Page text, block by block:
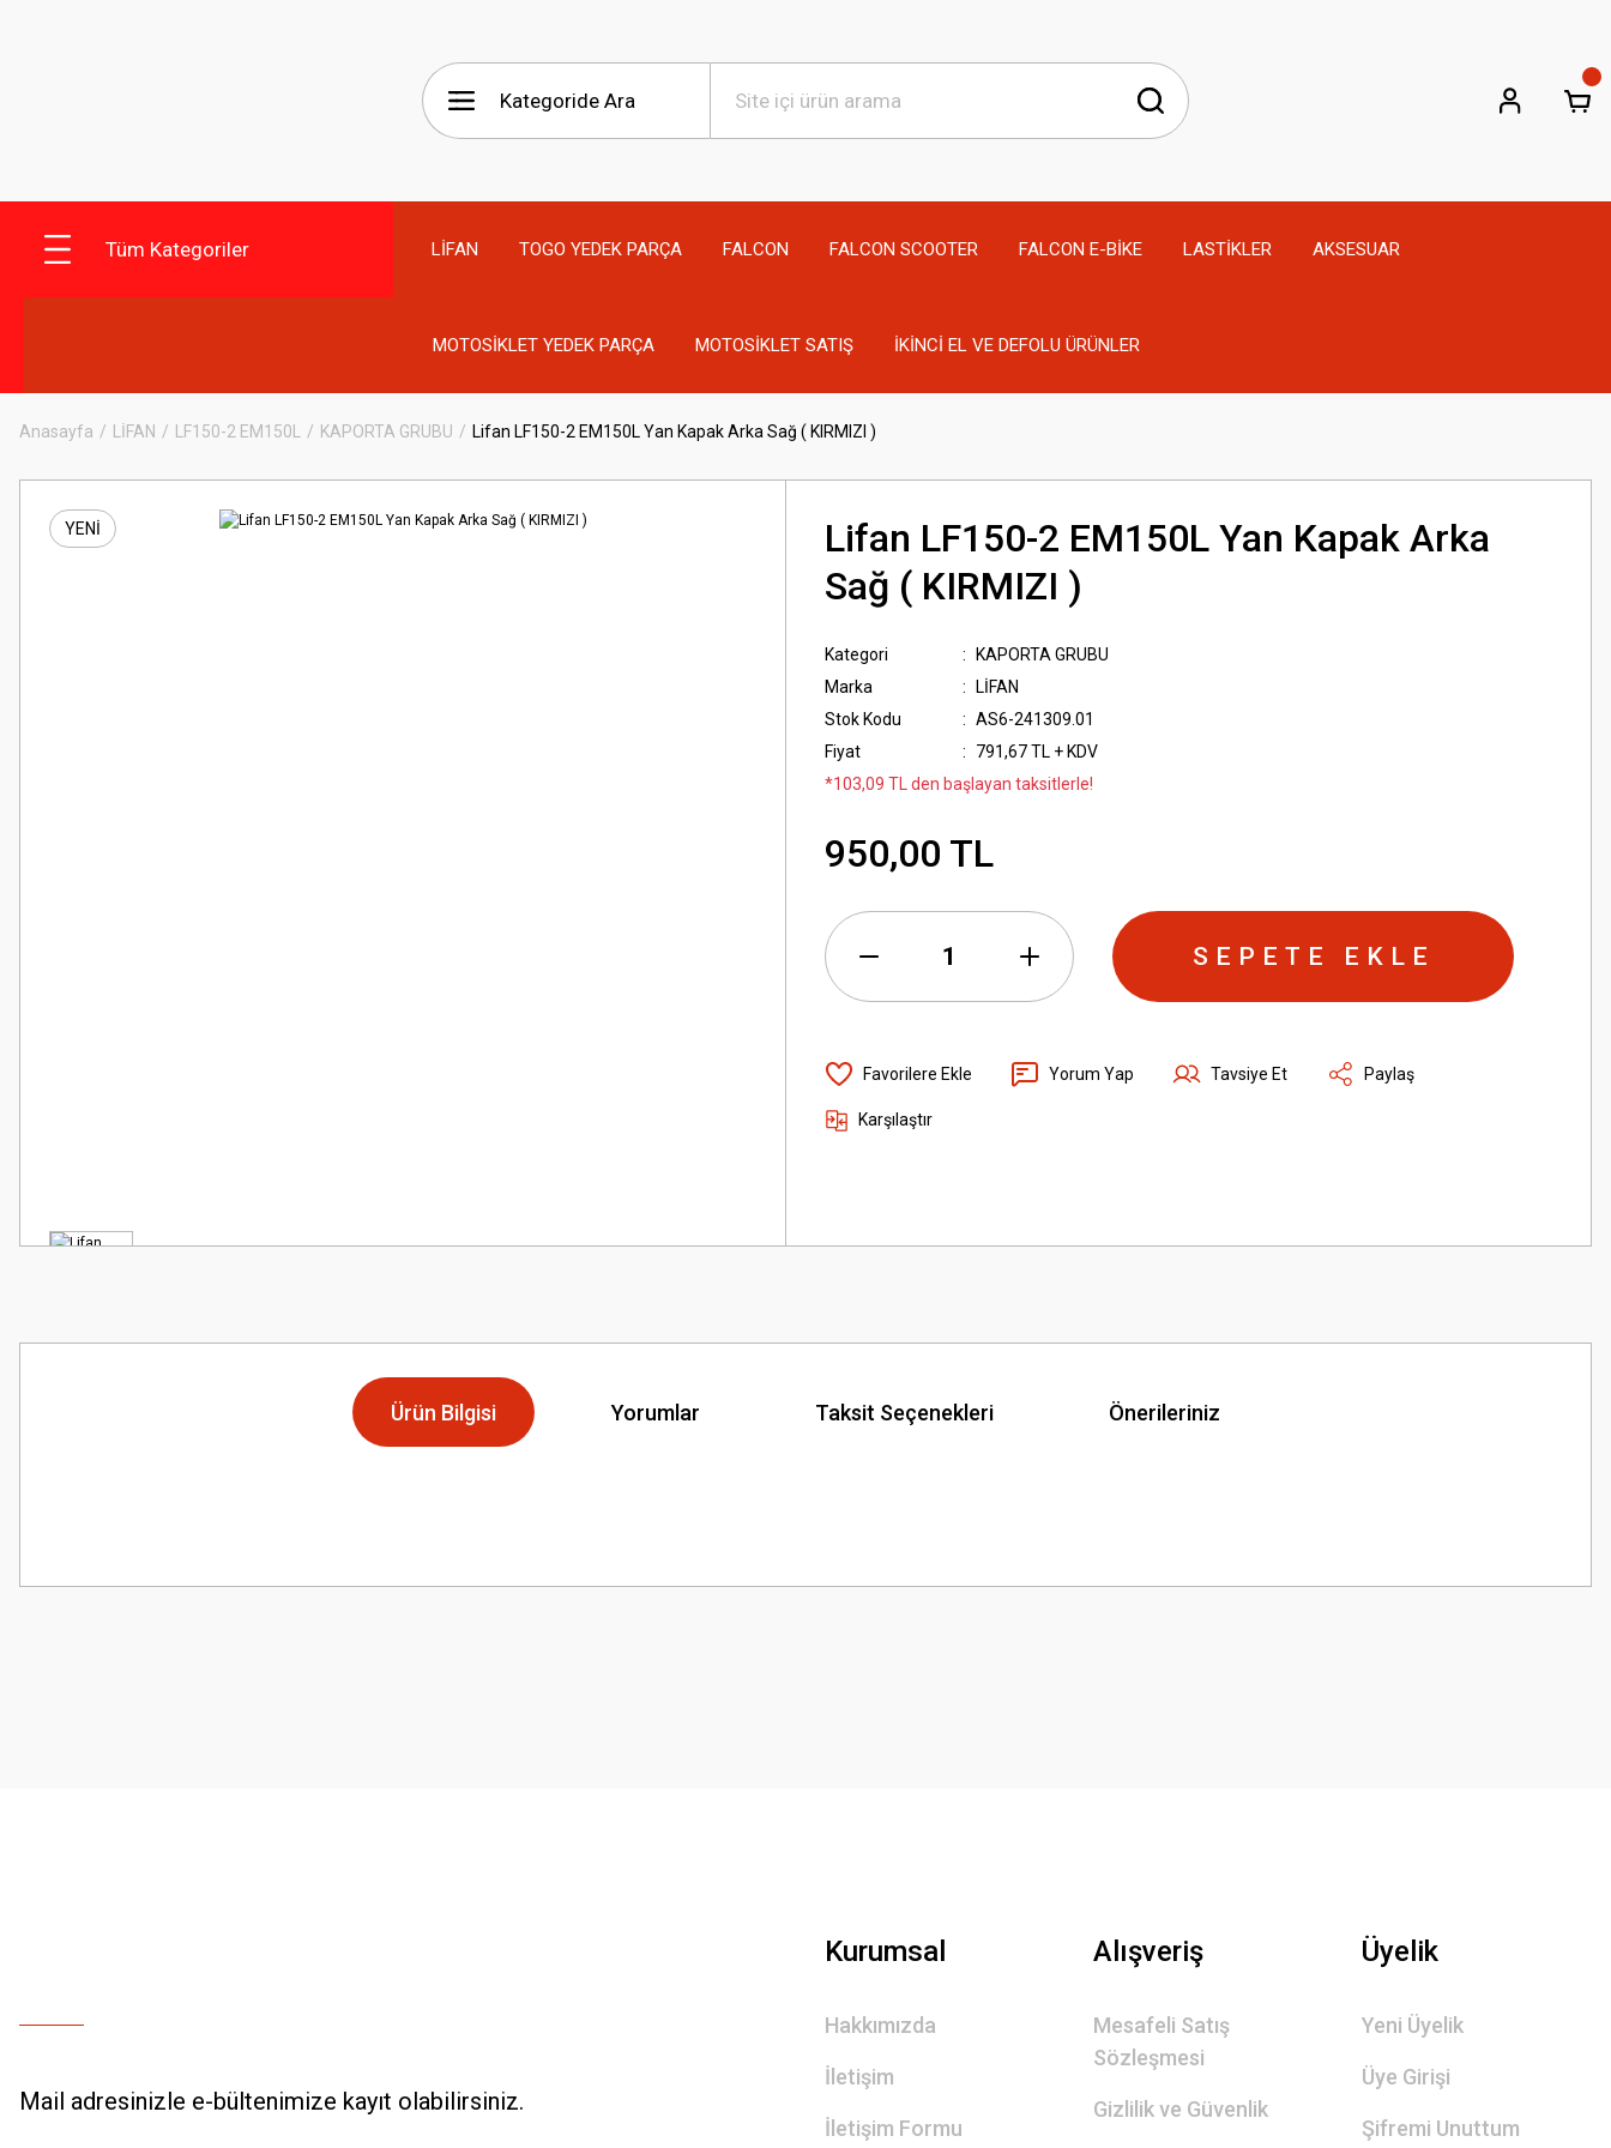
Tüm Kategoriler LİFAN TOGO YEDEK PARÇA FALCON FALCON SCOOTER FALCON E-BİKE LASTİKLER AKSESUAR
MOTOSİKLET YEDEK PARÇA MOTOSİKLET SATIŞ İKİNCİ EL VE DEFOLU ÜRÜNLER
Anasayfa LİFAN LF150-2 EM150L KAPORTA GRUBU Lifan LF150-2 EM150L Yan Kapak Arka Sağ ( KIRMIZI )
YENİ
Lifan LF150-2 EM150L Yan Kapak Arka
Sağ ( KIRMIZI )
Kategori
KAPORTA GRUBU
Marka
LİFAN
Stok Kodu
AS6-241309.01
Fiyat
791,67 TL + KDV
*103,09 TL den başlayan taksitlerle!
950,00 TL
SEPETE EKLE
Yorum Yap Tavsiye Et Paylaş
Karşılaştır
Ürün Bilgisi Yorumlar Taksit Seçenekleri Önerileriniz
Görüş ve önerileriniz için teşekkür ederiz.
Mail adresinizle e-bültenimize kayıt olabilirsiniz.
Kurumsal
Hakkımızda
İletişim
İletişim Formu
Alışveriş
Mesafeli Satış
Sözleşmesi
Gizlilik ve Güvenlik
Üyelik
Yeni Üyelik
Üye Girişi
Şifremi Unuttum